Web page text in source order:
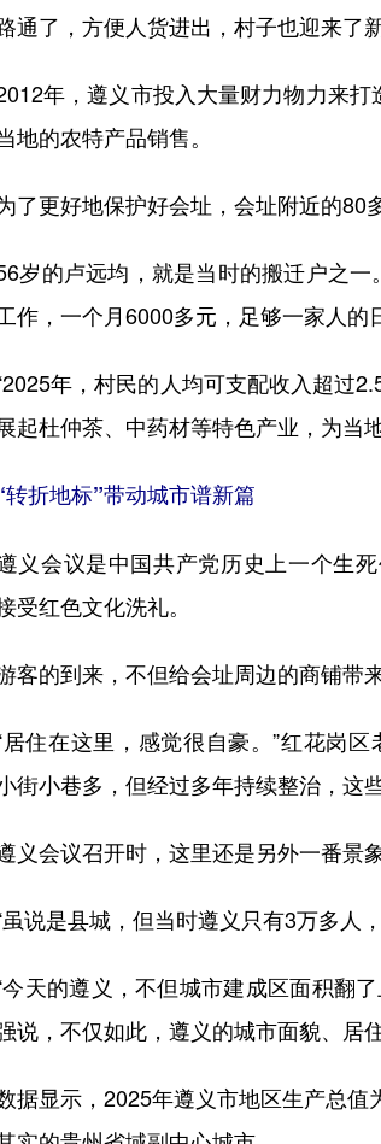
通了，方便人货进出，村子也迎来了
年，遵义市投入大量财力物力来打
地的农特产品销售。
更好地保护好会址，会址附近的80
的卢远均，就是当时的搬迁户之一
作，一个月6000多元，足够一家人的
年，村民的人均可支配收入超过
起杜仲茶、中药材等特色产业，为当
地标”带动城市谱新篇
会议是中国共产党历史上一个生死
受红色文化洗礼。
的到来，不但给会址周边的商铺带来
在这里，感觉很自豪。”红花岗区
街小巷多，但经过多年持续整治，这
会议召开时，这里还是另外一番景象
是县城，但当时遵义只有3万多人，
的遵义，不但城市建成区面积翻了
说，不仅如此，遵义的城市面貌、居
显示，2025年遵义市地区生产总值